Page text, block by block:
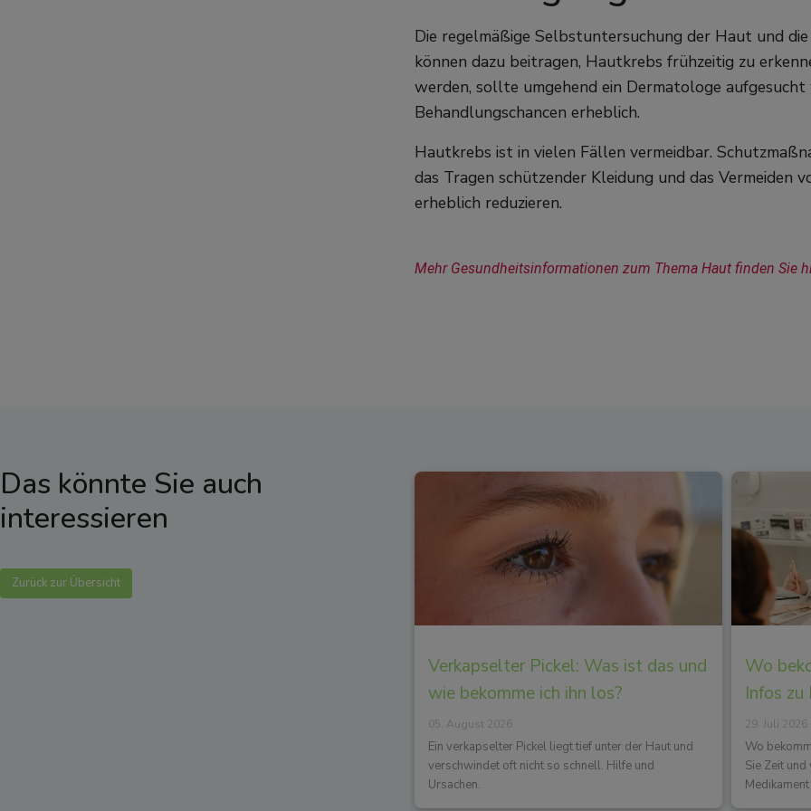
Die regelmäßige Selbstuntersuchung der Haut und
können dazu beitragen, Hautkrebs frühzeitig zu
werden, sollte umgehend ein Dermatologe
Behandlungschancen erheblich.
Hautkrebs ist in vielen Fällen vermeidbar.
das Tragen schützender Kleidung und das Vermeiden
erheblich reduzieren.
Mehr Gesundheitsinformationen zum Thema Haut finden Sie
Das könnte Sie auch
interessieren
Zurück zur Übersicht
Verkapselter Pickel: Was ist das und
wie bekomme ich ihn los?
05. August 2026
Ein verkapselter Pickel liegt tief unter der Haut und
verschwindet oft nicht so schnell. Hilfe und
Ursachen.
Wo
Infos
29. Juli 2026
Wo
Sie Zeit